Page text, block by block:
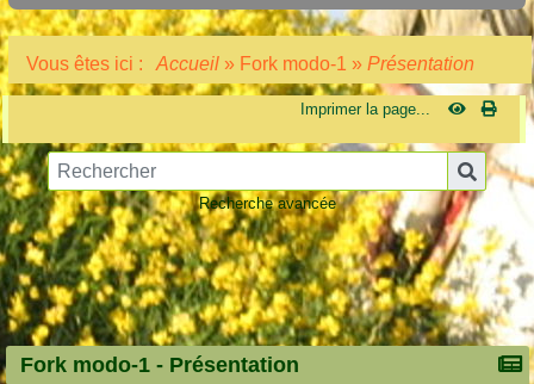
Vous êtes ici : Accueil » Fork modo-1 » Présentation
Imprimer la page...
Recherche avancée
Fork modo-1 - Présentation